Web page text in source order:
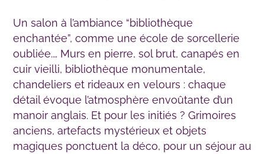
Un salon à l’ambiance “bibliothèque
enchantée”, comme une école de sorcellerie
oubliée.… Murs en pierre, sol brut, canapés en
cuir vieilli, bibliothèque monumentale,
chandeliers et rideaux en velours : chaque
détail évoque l’atmosphère envoûtante d’un
manoir anglais. Et pour les initiés ? Grimoires
anciens, artefacts mystérieux et objets
magiques ponctuent la déco, pour un séjour au